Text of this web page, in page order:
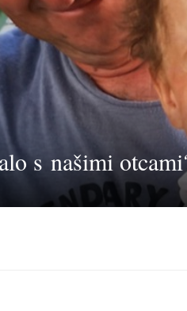
s našimi